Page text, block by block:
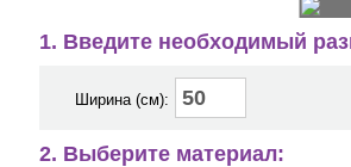
1. Введите необходимый
Ширина (см):
2. Выберите материал: